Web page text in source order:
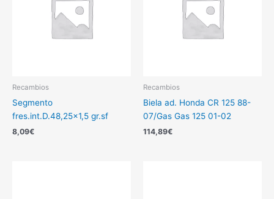
Recambios
Segmento
fres.int.D.48,25×1,5 gr.sf
8,09€
Recambios
Biela ad. Honda CR 125 88-
07/Gas Gas 125 01-02
114,89€